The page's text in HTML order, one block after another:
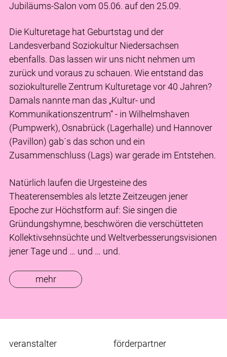
Jubiläums-Salon vom 05.06. auf den 25.09.
Die Kulturetage hat Geburtstag und der
Landesverband Soziokultur Niedersachsen
ebenfalls. Das lassen wir uns nicht nehmen um
zurück und voraus zu schauen. Wie entstand das
soziokulturelle Zentrum Kulturetage vor 40 Jahren?
Damals nannte man das „Kultur- und
Kommunikationszentrum“ - in Wilhelmshaven
(Pumpwerk), Osnabrück (Lagerhalle) und Hannover
(Pavillon) gab´s das schon und ein
Zusammenschluss (Lags) war gerade im Entstehen.
Natürlich laufen die Urgesteine des
Theaterensembles als letzte Zeitzeugen jener
Epoche zur Höchstform auf: Sie singen die
Gründungshymne, beschwören die verschütteten
Kollektivsehnsüchte und Weltverbesserungsvisionen
jener Tage und … und … und.
mehr
veranstalter förderpartner